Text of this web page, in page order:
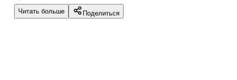
Читать больше Поделиться